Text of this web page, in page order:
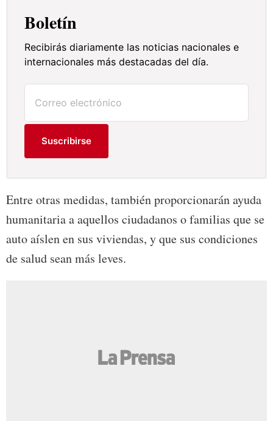
Boletín
Recibirás diariamente las noticias nacionales e
internacionales más destacadas del día.
Suscribirse
Entre otras medidas, también proporcionarán ayuda
humanitaria a aquellos ciudadanos o familias que se
auto aíslen en sus viviendas, y que sus condiciones
de salud sean más leves.